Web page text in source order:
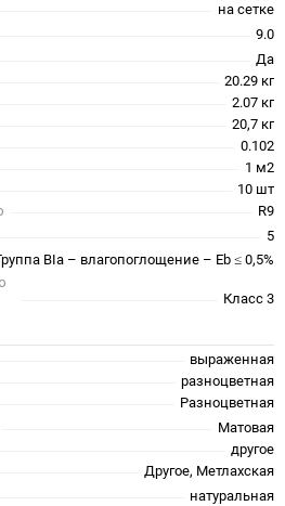
на сетке
9.0
Да
20.29 кг
2.07 кг
20,7 кг
0.102
1 м2
10 шт
R9
5
BIa – влагопоглощение – Eb ≤ 0,5%
Класс 3
выраженная
разноцветная
Разноцветная
Матовая
другое
Другое, Метлахская
натуральная